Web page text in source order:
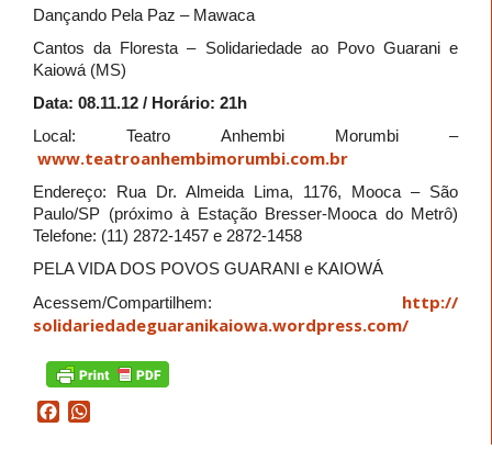
Dançando Pela Paz – Mawaca
Cantos da Floresta – Solidariedade ao Povo Guarani e
Kaiowá (MS)
Data: 08.11.12 / Horário: 21h
Local: Teatro Anhembi Morumbi –
www.teatroanhembimorumbi.com.br
Endereço: Rua Dr. Almeida Lima, 1176, Mooca – São
Paulo/SP (próximo à Estação Bresser-Mooca do Metrô)
Telefone: (11) 2872-1457 e 2872-1458
PELA VIDA DOS POVOS GUARANI e KAIOWÁ
Acessem/Compartilhem: http://
solidariedadeguaranikaiowa.wordpress.com/
Facebook